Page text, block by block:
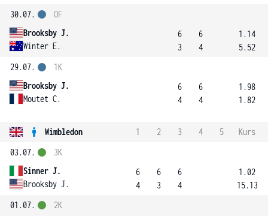
30.07.
Brooksby J.
Winter E.
OF
6
3
6
4
1.14
5.52
29.07.
Brooksby J.
Moutet C.
1K
6
4
6
4
1.98
1.82
Wimbledon 1 2 3 4 5
Kurs
03.07.
Sinner J.
Brooksby J.
3K
6
4
6
3
6
4
1.02
15.13
01.07.
2K